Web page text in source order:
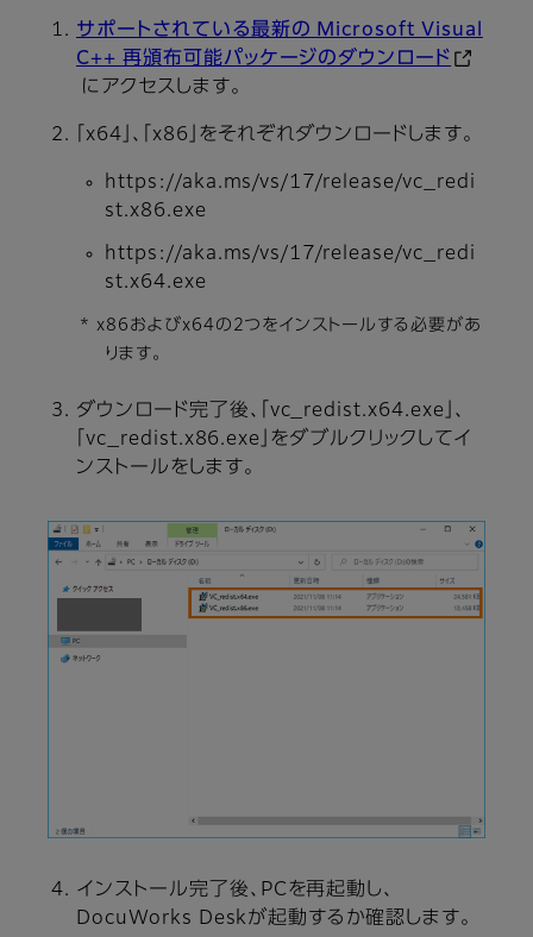
サポートされている最新の Microsoft Visual
C++ 再頒布可能パッケージのダウンロード
にアクセスします。
「x64」、「x86」をそれぞれダウンロードします。
https://aka.ms/vs/17/release/vc_redi
st.x86.exe
https://aka.ms/vs/17/release/vc_redi
st.x64.exe
* x86およびx64の2つをインストールする必要があ
ります。
ダウンロード完了後、「vc_redist.x64.exe」、
「vc_redist.x86.exe」をダブルクリックしてイ
ンストールをします。
インストール完了後、PCを再起動し、
DocuWorks Deskが起動するか確認します。